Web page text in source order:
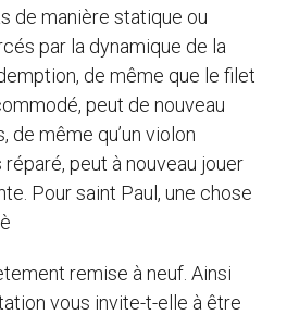
de manière statique ou
par la dynamique de la
de même que le filet
peut de nouveau
de même qu’un violon
peut à nouveau jouer
Pour saint Paul, une chose
remise à neuf. Ainsi
vous invite-t-elle à être